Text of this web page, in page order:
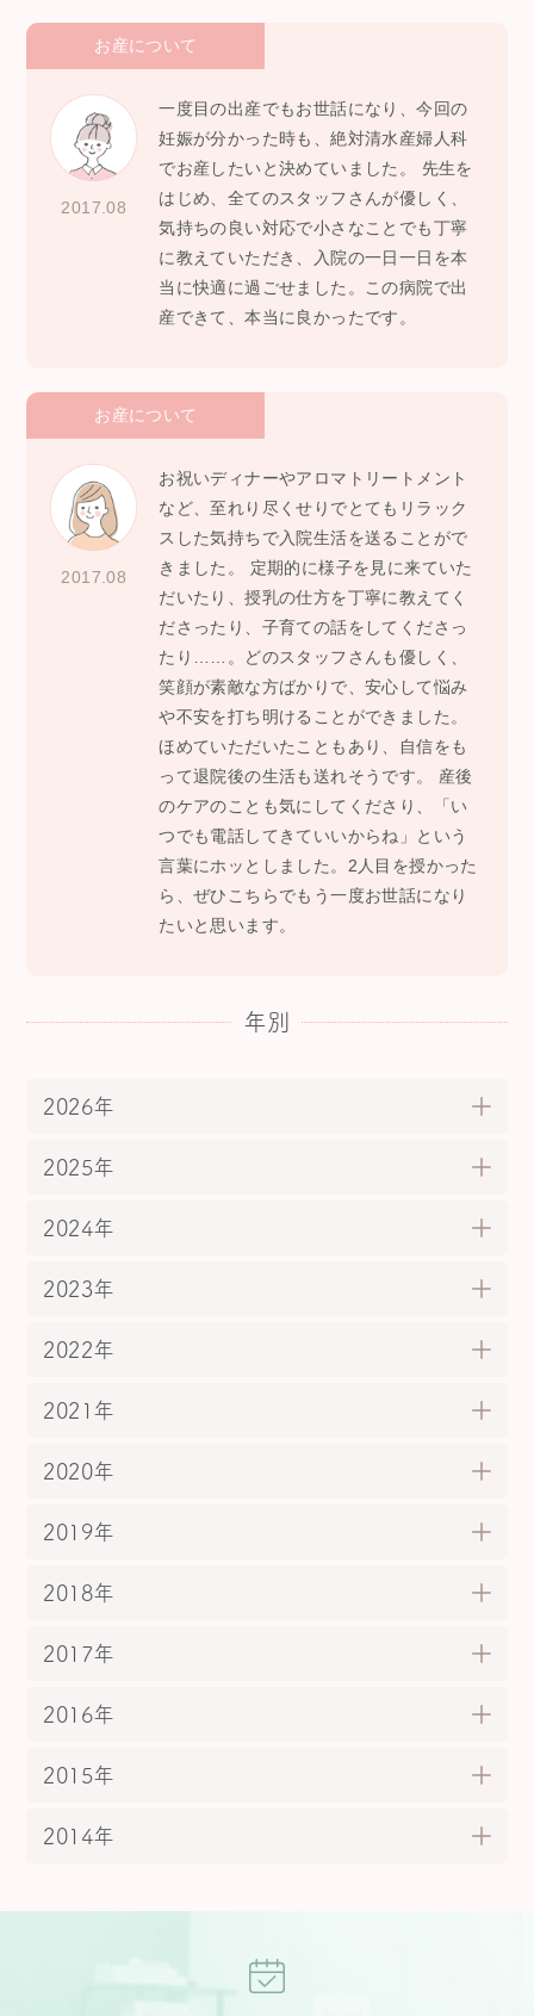
お産について
2017.08
一度目の出産でもお世話になり、今回の
妊娠が分かった時も、絶対清水産婦人科
でお産したいと決めていました。 先生を
はじめ、全てのスタッフさんが優しく、
気持ちの良い対応で小さなことでも丁寧
に教えていただき、入院の一日一日を本
当に快適に過ごせました。この病院で出
産できて、本当に良かったです。
お産について
2017.08
お祝いディナーやアロマトリートメント
など、至れり尽くせりでとてもリラック
スした気持ちで入院生活を送ることがで
きました。 定期的に様子を見に来ていた
だいたり、授乳の仕方を丁寧に教えてく
ださったり、子育ての話をしてくださっ
たり……。どのスタッフさんも優しく、
笑顔が素敵な方ばかりで、安心して悩み
や不安を打ち明けることができました。
ほめていただいたこともあり、自信をも
って退院後の生活も送れそうです。 産後
のケアのことも気にしてくださり、「い
つでも電話してきていいからね」という
言葉にホッとしました。2人目を授かった
ら、ぜひこちらでもう一度お世話になり
たいと思います。
年別
2026年
2025年
2024年
2023年
2022年
2021年
2020年
2019年
2018年
2017年
2016年
2015年
2014年